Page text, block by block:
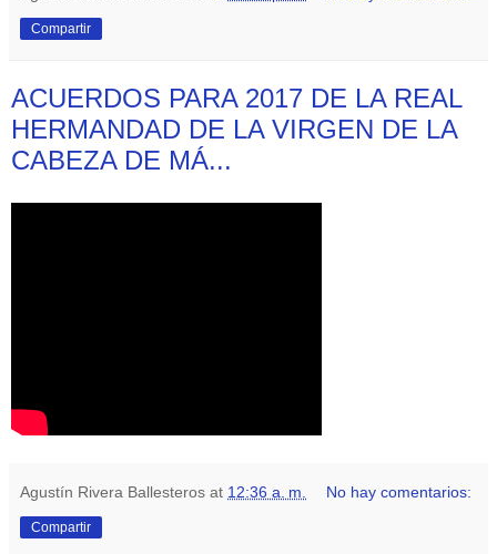
Compartir
ACUERDOS PARA 2017 DE LA REAL
HERMANDAD DE LA VIRGEN DE LA
CABEZA DE MÁ...
Agustín Rivera Ballesteros at 12:36 a. m. No hay comentarios:
Compartir